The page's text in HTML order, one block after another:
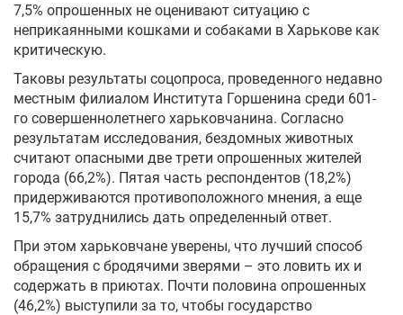
7,5% опрошенных не оценивают ситуацию с
неприкаянными кошками и собаками в Харькове как
критическую.
Таковы результаты соцопроса, проведенного недавно
местным филиалом Института Горшенина среди 601-
го совершеннолетнего харьковчанина. Согласно
результатам исследования, бездомных животных
считают опасными две трети опрошенных жителей
города (66,2%). Пятая часть респондентов (18,2%)
придерживаются противоположного мнения, а еще
15,7% затруднились дать определенный ответ.
При этом харьковчане уверены, что лучший способ
обращения с бродячими зверями – это ловить их и
содержать в приютах. Почти половина опрошенных
(46,2%) выступили за то, чтобы государство